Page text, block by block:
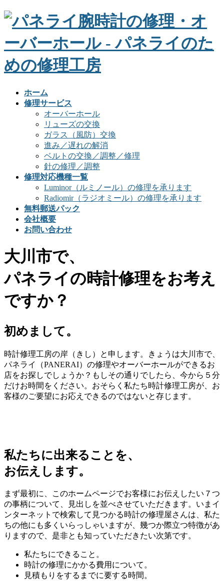
ホーム
修理サービス
オーバーホール
リューズの交換
ガラス（風防）交換
進み／遅れの解消
ベルトの交換／調整／修理
針の修理／調整
修理対応機種一覧
Luminor（ルミノール）の修理を承ります
Radiomir（ラジオミール）の修理を承ります
無料郵送パック
会社概要
お問い合わせ
大川市で、
パネライの時計修理をお考え
ですか？
初めまして。
時計修理工房の岸（きし）と申します。きょうは大川市で、
パネライ（PANERAI）の修理やオーバーホールができるお
店をお探しでしょうか？もしその通りでしたら、今から５分
だけお時間をください。おそらく私たち時計修理工房が、お
客様のご要望にお応えできるのではないと存じます。
私たちに出来ることを、
お伝えします。
まず最初に、このホームページでお客様にお伝えしたい７つ
の事柄について、見出しを並べさせていただきます。いまイ
ンターネットで検索して見つかる時計の修理屋さんは、私た
ちの他にも多くいらっしゃいますが、幾つか際立つ特徴があ
りますので、是非とも知っていただきたい次第です。
私たちにできること。
時計の修理にかかる費用について。
見積もりをするまでに要する時間。